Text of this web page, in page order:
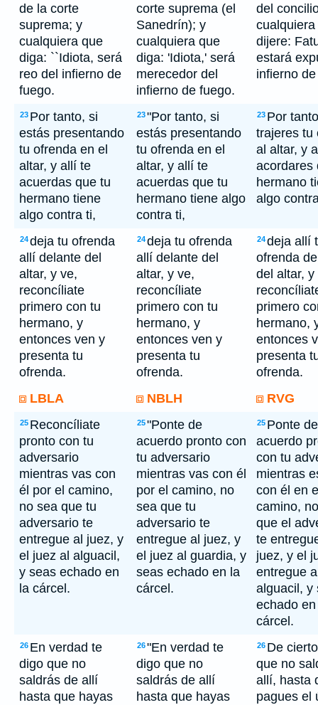
de la corte
suprema; y
cualquiera que
diga: ``Idiota, será
reo del infierno de
fuego.
corte suprema (el
Sanedrín); y
cualquiera que
diga: 'Idiota,' será
merecedor del
infierno de fuego.
del
dijere:
estará
infierno
23 Por tanto, si
estás presentando
tu ofrenda en el
altar, y allí te
acuerdas que tu
hermano tiene
algo contra ti,
23"Por tanto, si
estás presentando
tu ofrenda en el
altar, y allí te
acuerdas que tu
hermano tiene algo
contra ti,
23 Por
trajeres tu
al altar, y
acordares
hermano
algo
24deja tu ofrenda
allí delante del
altar, y ve,
reconcíliate
primero con tu
hermano, y
entonces ven y
presenta tu
ofrenda.
24deja tu ofrenda
allí delante del
altar, y ve,
reconcíliate
primero con tu
hermano, y
entonces ven y
presenta tu
ofrenda.
24deja allí
ofrenda
del altar, y
primero
hermano,
entonces
presenta
ofrenda.
LBLA
NBLH RVG
25 Reconcíliate
pronto con tu
adversario
mientras vas con
él por el camino,
no sea que tu
adversario te
entregue al juez, y
el juez al alguacil,
y seas echado en
la cárcel.
25"Ponte de
acuerdo pronto con
tu adversario
mientras vas con él
por el camino, no
sea que tu
adversario te
entregue al juez, y
el juez al guardia, y
seas echado en la
cárcel.
25 Ponte de
acuerdo
con tu
mientras
con él en
camino,
que el
te
juez, y el
entregue
alguacil, y
echado
cárcel.
26 En verdad te
digo que no
saldrás de allí
hasta que hayas
26"En verdad te
digo que no
saldrás de allí
hasta que hayas
26 De
que no
allí, hasta
pagues el